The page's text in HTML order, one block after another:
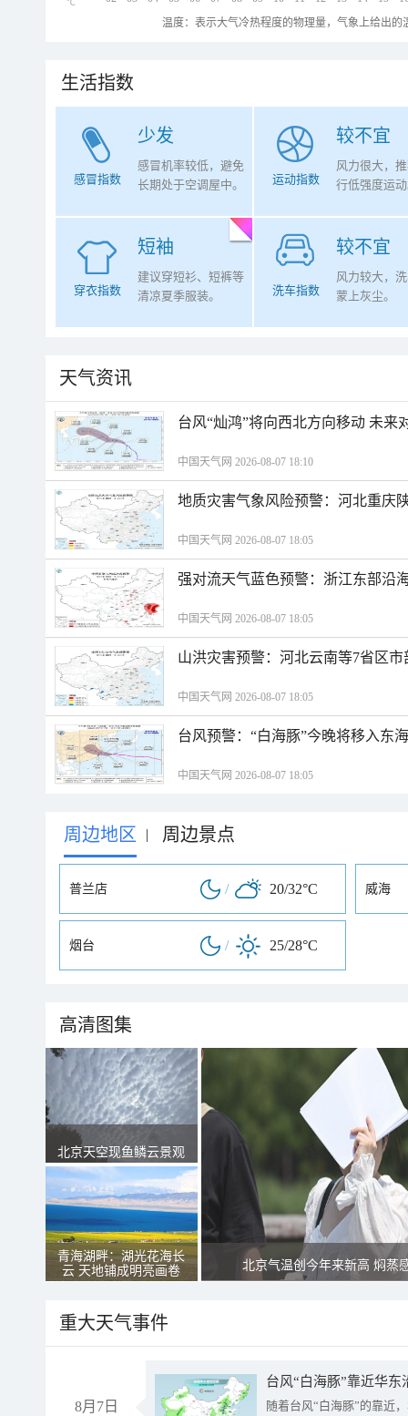
℃
温度：表示大气冷热程度的物理量，气象上给出
生活指数
少发
感冒指数
感冒机率较低，避免
长期处于空调屋中。
较不宜
运动指数
风力很大，
行低强度运
短袖
穿衣指数
建议穿短衫、短裤等
清凉夏季服装。
较不宜
洗车指数
风力较大，
蒙上灰尘。
天气资讯
台风“灿鸿”将向西北方向移动 未来
中国天气网 2026-08-07 18:10
地质灾害气象风险预警：河北重庆
中国天气网 2026-08-07 18:05
强对流天气蓝色预警：浙江东部沿
中国天气网 2026-08-07 18:05
山洪灾害预警：河北云南等7省区
中国天气网 2026-08-07 18:05
台风预警：“白海豚”今晚将移入东
中国天气网 2026-08-07 18:05
周边地区 | 周边景点
普兰店 / 20/32°C 威海
烟台 / 25/28°C
高清图集
北京天空现鱼鳞云景观
青海湖畔：湖光花海长
云 天地铺成明亮画卷
北京气温创今年来新高 焖蒸
重大天气事件
8月7日
台风“白海豚”靠近华
随着台风“白海豚”的靠近